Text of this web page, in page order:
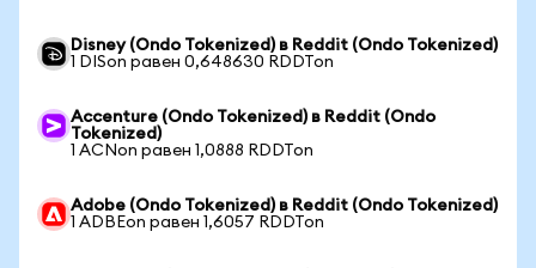
Disney (Ondo Tokenized) в Reddit (Ondo Tokenized)
1 DISon равен 0,648630 RDDTon
Accenture (Ondo Tokenized) в Reddit (Ondo
Tokenized)
1 ACNon равен 1,0888 RDDTon
Adobe (Ondo Tokenized) в Reddit (Ondo Tokenized)
1 ADBEon равен 1,6057 RDDTon